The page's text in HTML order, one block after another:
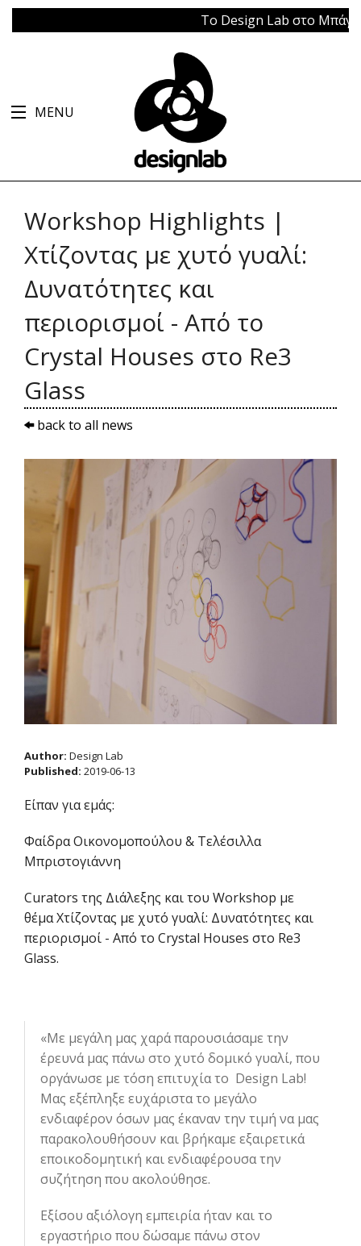
Το Design Lab στο
MENU
Workshop Highlights |
Χτίζοντας με χυτό γυαλί:
Δυνατότητες και
περιορισμοί - Από το
Crystal Houses στο Re3
Glass
back to all news
Author: Design Lab
Published: 2019-06-13
Είπαν για εμάς:
Φαίδρα Οικονομοπούλου & Τελέσιλλα
Μπριστογιάννη
Curators της Διάλεξης και του Workshop με
θέμα Χτίζοντας με χυτό γυαλί: Δυνατότητες και
περιορισμοί - Από το Crystal Houses στο Re3
Glass.
«Με μεγάλη μας χαρά παρουσιάσαμε την
έρευνά μας πάνω στο χυτό δομικό γυαλί, που
οργάνωσε με τόση επιτυχία το Design Lab!
Μας εξέπληξε ευχάριστα το μεγάλο
ενδιαφέρον όσων μας έκαναν την τιμή να μας
παρακολουθήσουν και βρήκαμε εξαιρετικά
εποικοδομητική και ενδιαφέρουσα την
συζήτηση που ακολούθησε.
Εξίσου αξιόλογη εμπειρία ήταν και το
εργαστήριο που δώσαμε πάνω στον